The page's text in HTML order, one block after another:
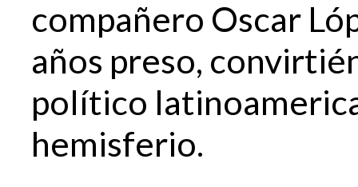
compañero Oscar
años preso,
político
hemisferio.